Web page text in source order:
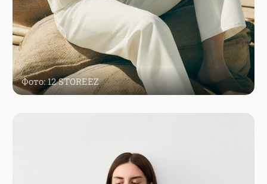
Фото: 12 STOREEZ